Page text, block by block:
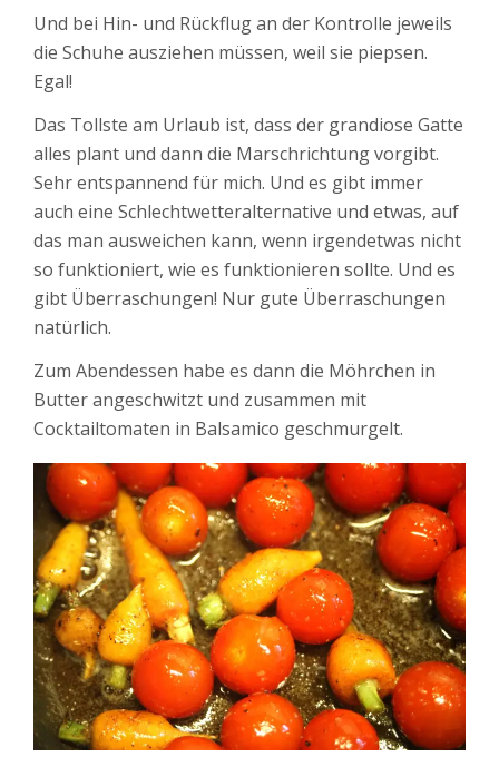
Und bei Hin- und Rückflug an der Kontrolle jeweils
die Schuhe ausziehen müssen, weil sie piepsen.
Egal!
Das Tollste am Urlaub ist, dass der grandiose Gatte
alles plant und dann die Marschrichtung vorgibt.
Sehr entspannend für mich. Und es gibt immer
auch eine Schlechtwetteralternative und etwas, auf
das man ausweichen kann, wenn irgendetwas nicht
so funktioniert, wie es funktionieren sollte. Und es
gibt Überraschungen! Nur gute Überraschungen
natürlich.
Zum Abendessen habe es dann die Möhrchen in
Butter angeschwitzt und zusammen mit
Cocktailtomaten in Balsamico geschmurgelt.